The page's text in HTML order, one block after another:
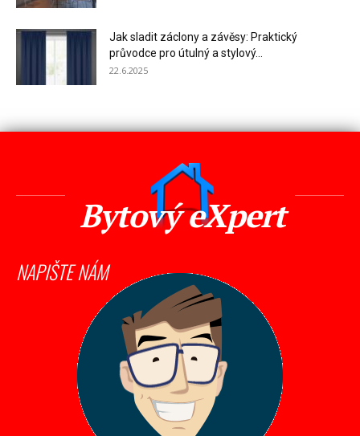
Jak sladit záclony a závěsy: Praktický
průvodce pro útulný a stylový...
22.6.2025
Bytový eXpert
NAPIŠTE NÁM